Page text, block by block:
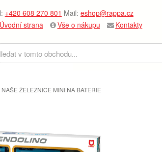
+420 608 270 801 Mail: eshop@rappa.cz
Úvodní strana
Vše o nákupu Kontakty
ŽELEZNICE MINI NA BATERIE